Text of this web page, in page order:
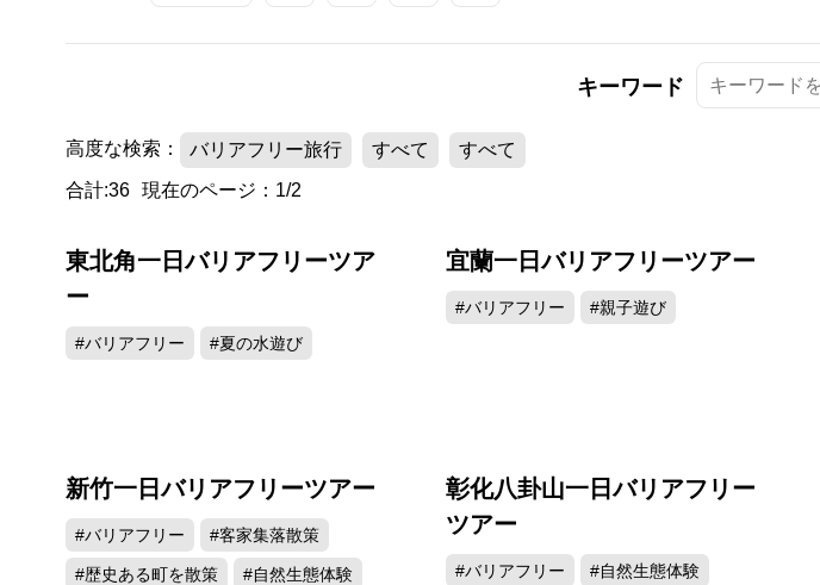
キーワード
高度な検索： バリアフリー旅行 すべて
すべて
合計:36 現在のページ：1/2
東北角一日バリアフリーツア
ー
#バリアフリー #夏の水遊び
宜蘭一日バリアフリーツアー
#バリアフリー #親子遊び
新竹一日バリアフリーツアー
#バリアフリー #客家集落散策
#歴史ある町を散策 #自然生態体験
彰化八卦山一日バリアフリー
ツアー
#バリアフリー #自然生態体験